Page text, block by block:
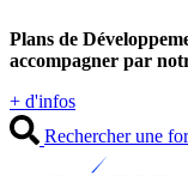
au
contenu
Plans de
accompagner par
+ d'infos
Rechercher une